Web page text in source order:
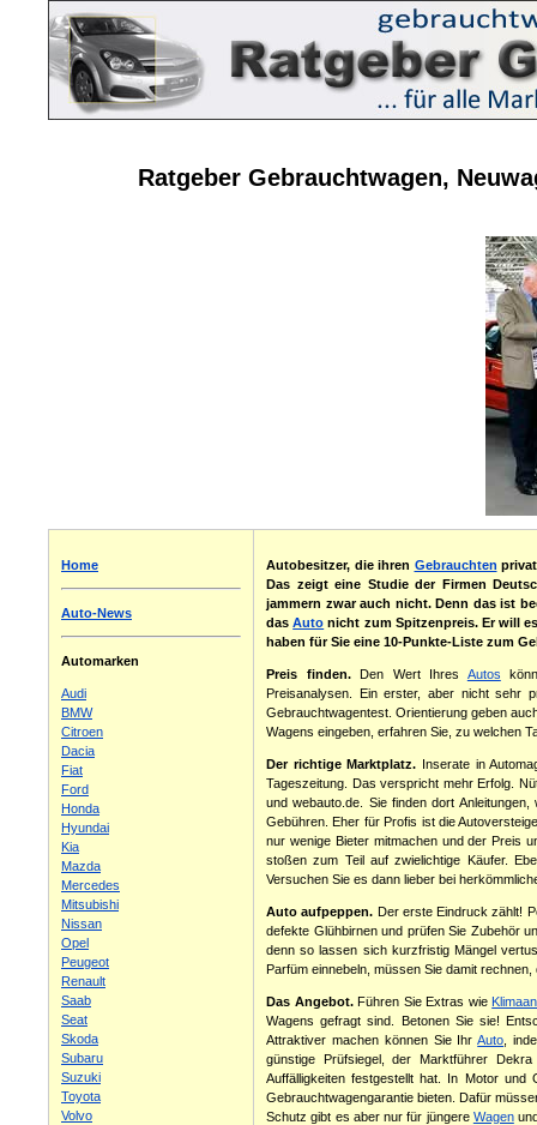
Ratgeber Gebrauchtwagen,
Home
Auto-News
Automarken
Audi
BMW
Citroen
Dacia
Fiat
Ford
Honda
Hyundai
Kia
Mazda
Mercedes
Mitsubishi
Nissan
Opel
Peugeot
Renault
Saab
Seat
Skoda
Subaru
Suzuki
Toyota
Volvo
Autobesitzer, die ihren Gebrauchten
Das zeigt eine Studie der Firmen
jammern zwar auch nicht. Denn das ist
dasAuto nicht zum Spitzenpreis. Er will
haben für Sie eine 10-Punkte-Liste zum
Preis finden.Den Wert Ihres Autos
Preisanalysen. Ein erster, aber nicht sehr
Gebrauchtwagentest. Orientierung geben
Wagens eingeben, erfahren Sie, zu welchen
Der richtige Marktplatz. Inserate in
Tageszeitung. Das verspricht mehr Erfolg.
und webauto.de. Sie finden dort
Gebühren. Eher für Profis ist die
nur wenige Bieter mitmachen und der Preis
stoßen zum Teil auf zwielichtige Käufer.
Versuchen Sie es dann lieber bei
Auto aufpeppen. Der erste Eindruck zählt!
defekte Glühbirnen und prüfen Sie Zubehör
denn so lassen sich kurzfristig Mängel
Parfüm einnebeln, müssen Sie damit
Das Angebot.Führen Sie Extras wie
Wagens gefragt sind. Betonen Sie sie!
Attraktiver machen können Sie IhrAuto ,
günstige Prüfsiegel, der Marktführer
Auffälligkeiten festgestellt hat. In Motor
Gebrauchtwagengarantie bieten. Dafür
Schutz gibt es aber nur für jüngere Wagen